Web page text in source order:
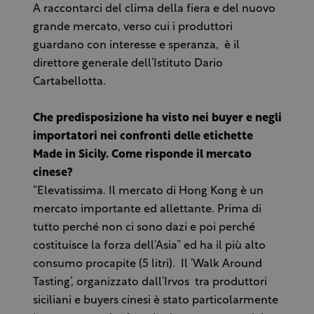
A raccontarci del clima della fiera e del nuovo
grande mercato, verso cui i produttori
guardano con interesse e speranza, è il
direttore generale dell’Istituto Dario
Cartabellotta.
Che predisposizione ha visto nei buyer e negli
importatori nei confronti delle etichette
Made in Sicily. Come risponde il mercato
cinese?
“Elevatissima. Il mercato di Hong Kong è un
mercato importante ed allettante. Prima di
tutto perché non ci sono dazi e poi perché
costituisce la forza dell’Asia” ed ha il più alto
consumo procapite (5 litri). Il ‘Walk Around
Tasting’, organizzato dall’Irvos tra produttori
siciliani e buyers cinesi è stato particolarmente